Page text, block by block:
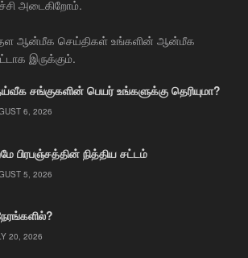
அடைகிறோம்.
தள ஆன்மீக செய்திகள் உங்களின் ஆன்மீக
இருக்கும்.
சங்குகளின் பெயர் உங்களுக்கு தெரியுமா?
6, 2026
பிரபஞ்சத்தின் நித்திய சட்டம்
5, 2026
20, 2026